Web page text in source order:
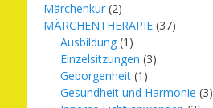
Märchenkur (2)
MÄRCHENTHERAPIE (37)
Ausbildung (1)
Einzelsitzungen (3)
Geborgenheit (1)
Gesundheit und Harmonie (3)